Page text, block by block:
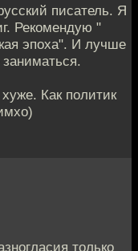
писатель. Я
Рекомендую "
эпоха". И лучше
Как политик
только